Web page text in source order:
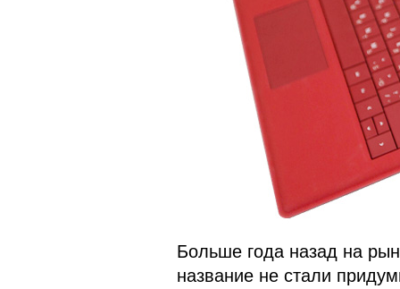
Больше года назад на
название не стали